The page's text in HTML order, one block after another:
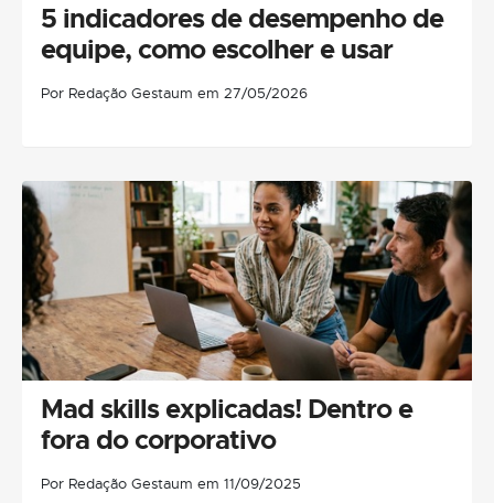
5 indicadores de desempenho de
equipe, como escolher e usar
Por Redação Gestaum em 27/05/2026
Mad skills explicadas! Dentro e
fora do corporativo
Por Redação Gestaum em 11/09/2025